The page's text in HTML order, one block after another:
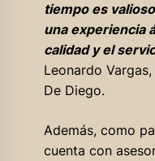
tiempo es
una experiencia
calidad y el
Leonardo
De Diego.
Además, como
cuenta con